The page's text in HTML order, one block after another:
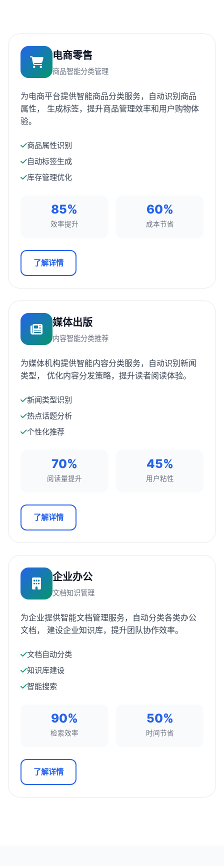
电商零售
商品智能分类管理
为电商平台提供智能商品分类服务，自动识别商品
属性， 生成标签，提升商品管理效率和用户购物体
验。
商品属性识别
自动标签生成
库存管理优化
85%
效率提升
60%
成本节省
了解详情
媒体出版
内容智能分类推荐
为媒体机构提供智能内容分类服务，自动识别新闻
类型， 优化内容分发策略，提升读者阅读体验。
新闻类型识别
热点话题分析
个性化推荐
70%
阅读量提升
45%
用户粘性
了解详情
企业办公
文档知识管理
为企业提供智能文档管理服务，自动分类各类办公
文档， 建设企业知识库，提升团队协作效率。
文档自动分类
知识库建设
智能搜索
90%
检索效率
50%
时间节省
了解详情